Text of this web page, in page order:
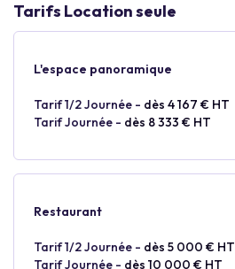
Tarifs Location seule
L'espace panoramique
Tarif 1/2 Journée - dès 4 167 € HT
Tarif Journée - dès 8 333 € HT
Restaurant
Tarif 1/2 Journée - dès 5 000 € HT
Tarif Journée - dès 10 000 € HT